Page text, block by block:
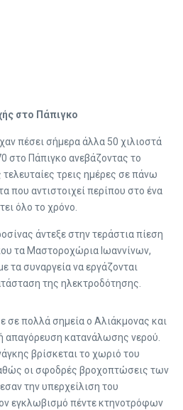
στο Πάπιγκο
πέσει σήμερα άλλα 50 χιλιοστά
στο Πάπιγκο ανεβάζοντας το
τρεις ημέρες σε πάνω
που αντιστοιχεί περίπου στο ένα
όλο το χρόνο.
άντεξε στην τεράστια πίεση
τα Μαστοροχώρια Ιωαννίνων,
τα συναργεία να εργάζονται
της ηλεκτροδότησης.
σε πολλά σημεία ο Αλιάκμονας και
απαγόρευση κατανάλωσης νερού.
βρίσκεται το χωριό του
οι σφοδρές βροχοπτώσεις των
την υπερχείλιση του
εγκλωβισμό πέντε κτηνοτρόφων